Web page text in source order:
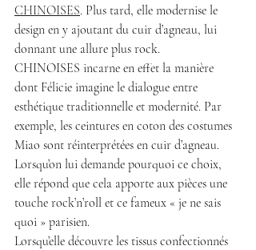
CHINOISES. Plus tard, elle modernise le
design en y ajoutant du cuir d’agneau, lui
donnant une allure plus rock.
CHINOISES incarne en effet la manière
dont Félicie imagine le dialogue entre
esthétique traditionnelle et modernité. Par
exemple, les ceintures en coton des costumes
Miao sont réinterprétées en cuir d’agneau.
Lorsqu’on lui demande pourquoi ce choix,
elle répond que cela apporte aux pièces une
touche rock’n’roll et ce fameux « je ne sais
quoi » parisien.
Lorsqu’elle découvre les tissus confectionnés